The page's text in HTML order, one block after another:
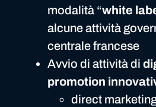
modalità “white
alcune attività
centrale francese
Avvio di attività di
promotion
direct